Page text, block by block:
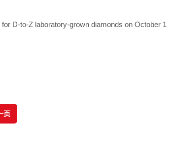
D-to-Z laboratory-grown diamonds on October 1
页